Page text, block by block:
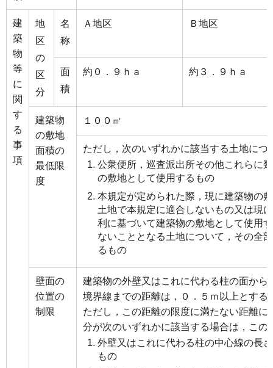
建
築
物
等
に
関
す
る
事
項
地
区
の
区
分
名
称
Ａ地区 Ｂ地区
面
積
約０．９ｈａ 約３．９ｈａ
建築物
の敷地
面積の
最低限
度
１００㎡
ただし，次のいずれかに該当する土地につ
公衆便所，巡査派出所その他これらに
の敷地として使用するもの
本規定が定められた際，現に建築物の
土地で本規定に適合しないもの又は現
利に基づいて建築物の敷地として使用
ないこととなる土地について，その全
るもの
壁面の
位置の
制限
建築物の外壁又はこれに代わる柱の面から
境界線までの距離は，０．５ｍ以上とする
ただし，この距離の限度に満たない距離に
分が次のいずれかに該当する場合は，この
外壁又はこれに代わる柱の中心線の長
もの